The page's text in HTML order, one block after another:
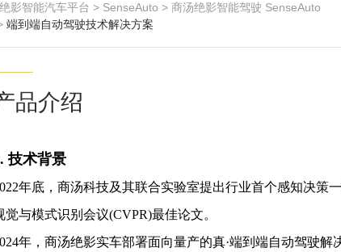
绝影智能汽车平台 > SenseAuto >商汤绝影智能驾驶 SenseAuto
端到端自动驾驶技术解决方案
品介绍
技术背景
年底，商汤科技及其联合实验室提出行业首个感知决策
觉与模式识别会议(CVPR)最佳论文。
年，商汤绝影实车部署面向量产的真·端到端自动驾驶解